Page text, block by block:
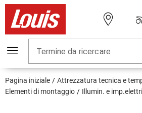
Termine da ricercare
Pagina iniziale
Attrezzatura tecnica e
Elementi di montaggio
Illumin. e